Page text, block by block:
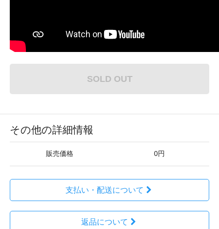
SOLD OUT
その他の詳細情報
販売価格 0円
支払い・配送について
返品について